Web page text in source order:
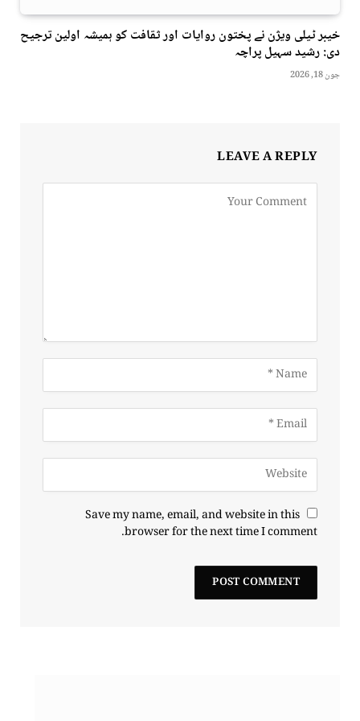
خیبر ٹیلی ویژن نے پختون روایات اور ثقافت کو ہمیشہ اولین ترجیح
دی: رشید سہیل پراچہ
جون 18, 2026
LEAVE A REPLY
Save my name, email, and website in this
browser for the next time I comment.